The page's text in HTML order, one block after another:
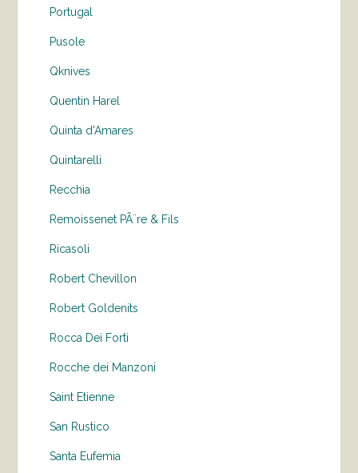
Portugal
Pusole
Qknives
Quentin Harel
Quinta d'Amares
Quintarelli
Recchia
Remoissenet PÃ¨re & Fils
Ricasoli
Robert Chevillon
Robert Goldenits
Rocca Dei Forti
Rocche dei Manzoni
Saint Etienne
San Rustico
Santa Eufemia